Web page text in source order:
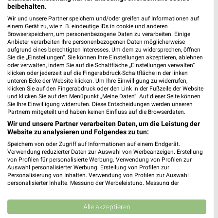
MEHR PROSPEKTE
weekli - Prospekte & Angebote App
Alle REWE Angebote immer griffbereit – mit der kostenlosen
weekli App für iOS & Android.
Folge deinem Lieblingshändler
beibehalten.
Wir und unsere Partner speichern und/oder greifen auf Informationen auf
einem Gerät zu, wie z. B. eindeutige IDs in cookie und anderen
Browserspeichern, um personenbezogene Daten zu verarbeiten. Einige
Anbieter verarbeiten Ihre personenbezogenen Daten möglicherweise
aufgrund eines berechtigten Interesses. Um dem zu widersprechen, öffnen
Sie die „Einstellungen“. Sie können Ihre Einstellungen akzeptieren, ablehnen
oder verwalten, indem Sie auf die Schaltfläche „Einstellungen verwalten“
klicken oder jederzeit auf die Fingerabdruck-Schaltfläche in der linken
unteren Ecke der Website klicken. Um Ihre Einwilligung zu widerrufen,
klicken Sie auf den Fingerabdruck oder den Link in der Fußzeile der Website
und klicken Sie auf den Menüpunkt „Meine Daten“. Auf dieser Seite können
Sie Ihre Einwilligung widerrufen. Diese Entscheidungen werden unseren
Partnern mitgeteilt und haben keinen Einfluss auf die Browserdaten.
Wir und unsere Partner verarbeiten Daten, um die Leistung der
Website zu analysieren und Folgendes zu tun:
Speichern von oder Zugriff auf Informationen auf einem Endgerät.
Verwendung reduzierter Daten zur Auswahl von Werbeanzeigen. Erstellung
von Profilen für personalisierte Werbung. Verwendung von Profilen zur
Auswahl personalisierter Werbung. Erstellung von Profilen zur
Personalisierung von Inhalten. Verwendung von Profilen zur Auswahl
personalisierter Inhalte. Messung der Werbeleistung. Messung der
Kombinationen von Daten aus verschiedenen Quellen. Entwicklung und
Verbesserung der Angebote. Verwendung reduzierter Daten zur Auswahl
von Inhalten.
Alle akzeptieren